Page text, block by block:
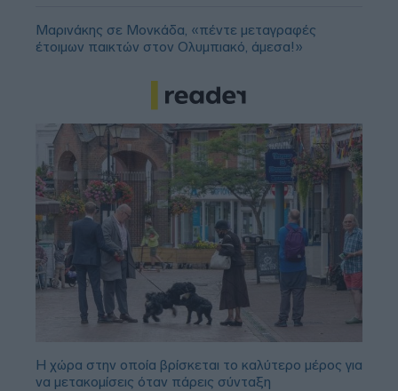
Μαρινάκης σε Μονκάδα, «πέντε μεταγραφές
έτοιμων παικτών στον Ολυμπιακό, άμεσα!»
Η χώρα στην οποία βρίσκεται το καλύτερο μέρος για
να μετακομίσεις όταν πάρεις σύνταξη